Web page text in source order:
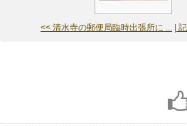
<< 清水寺の郵便局臨時出張所に ... |